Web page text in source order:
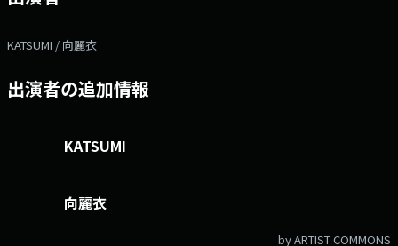
KATSUMI / 向麗衣
出演者の追加情報
KATSUMI
向麗衣
by ARTIST COMMONS